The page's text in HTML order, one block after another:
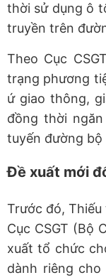
thời sử dụng ô
truyền trên
Theo Cục
trạng phương
ứ giao thông,
đồng thời
tuyến đường bộ
Đề xuất mới
Trước đó,
Cục CSGT (Bộ
xuất tổ chức
dành riêng